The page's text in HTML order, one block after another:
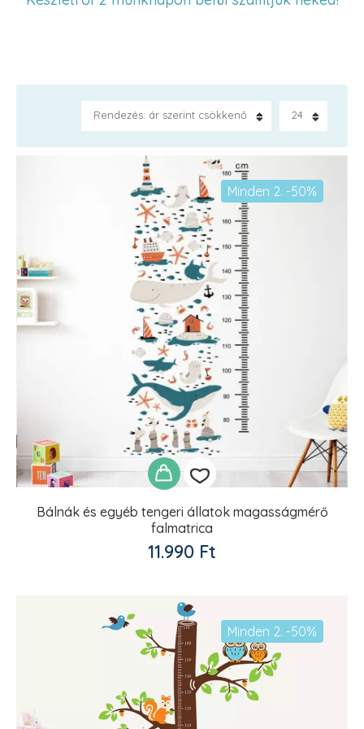
24
Rendezés: ár szerint csökkenő
Bálnák és egyéb tengeri állatok magasságmérő
falmatrica
11.990 Ft
Minden 2. -50%
Kedvencekhez
Minden 2. -50%